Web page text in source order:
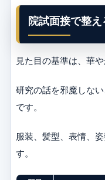
院試面接で整
見た目の基準は、華
研究の話を邪魔しな
です。
服装、髪型、表情、
す。